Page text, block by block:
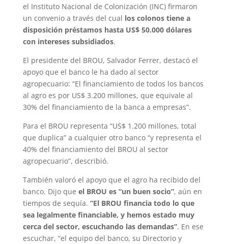
el Instituto Nacional de Colonización (INC) firmaron
un convenio a través del cual los colonos tiene a
disposición préstamos hasta US$ 50.000 dólares
con intereses subsidiados.
El presidente del BROU, Salvador Ferrer, destacó el
apoyo que el banco le ha dado al sector
agropecuario: “El financiamiento de todos los bancos
al agro es por US$ 3.200 millones, que equivale al
30% del financiamiento de la banca a empresas”.
Para el BROU representa “US$ 1.200 millones, total
que duplica” a cualquier otro banco “y representa el
40% del financiamiento del BROU al sector
agropecuario”, describió.
También valoró el apoyo que el agro ha recibido del
banco. Dijo que el BROU es “un buen socio”, aún en
tiempos de sequía. “El BROU financia todo lo que
sea legalmente financiable, y hemos estado muy
cerca del sector, escuchando las demandas”. En ese
escuchar, “el equipo del banco, su Directorio y